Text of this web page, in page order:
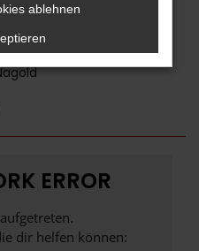
ERROR
dir helfen können:
ablehnen